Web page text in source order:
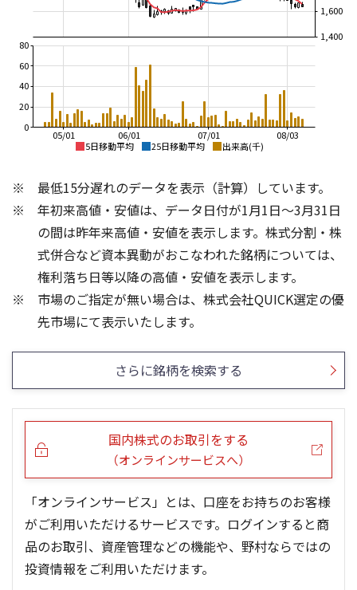
5日移動平均 25日移動平均 出来高(千)
08/03
07/01
06/01
05/01
1,400
1,600
0
20
40
60
80
13週移動平均 26週移動平均 出来高(千)
1,400
1,800
2,000
2,200
2,400
0
150
5ヶ月移動平均 25ヶ月移動平均 出来高(千)
500
1,500
2,000
0
200
400
最低15分遅れのデータを表示（計算）しています。
年初来高値・安値は、データ日付が1月1日～3月31日
の間は昨年来高値・安値を表示します。株式分割・株
式併合など資本異動がおこなわれた銘柄については、
権利落ち日等以降の高値・安値を表示します。
市場のご指定が無い場合は、株式会社QUICK選定の優
先市場にて表示いたします。
さらに銘柄を検索する
国内株式のお取引をする
（オンラインサービスへ）
「オンラインサービス」とは、口座をお持ちのお客様
がご利用いただけるサービスです。ログインすると商
品のお取引、資産管理などの機能や、野村ならではの
投資情報をご利用いただけます。